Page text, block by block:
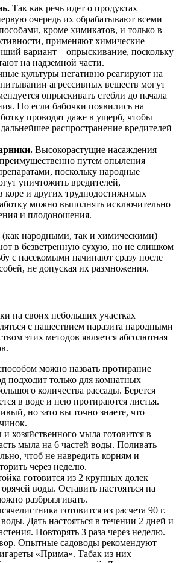
Так как речь идет о продуктах
очередь их обрабатывают всеми
кроме химикатов, и только в
применяют химические
вариант – опрыскивание, поскольку
на надземной части.
культуры негативно реагируют на
агрессивных веществ могут
опрыскивать стебли до начала
Но если бабочки появились на
проводят даже в ущерб, чтобы
распространение вредителей
Высокорастущие насаждения
путем опыления
поскольку народные
уничтожить вредителей,
коре и других труднодостижимых
можно выполнять исключительно
и плодоношения.
народными, так и химическими)
в безветренную сухую, но не слишком
с насекомыми начинают сразу после
не допуская их размножения.
на своих небольших участках
с нашествием паразита народными
этих методов является абсолютная
можно назвать протирание
подходит только для комнатных
количества рассады. Берется
в воде и нею протираются листья.
но зато вы точно знаете, что
хозяйственного мыла готовится в
мыла на 6 частей воды. Поливать
чтоб не навредить корням и
через неделю.
готовится из 2 крупных долек
воды. Оставить настояться на
разбрызгивать.
готовится из расчета 90 г.
Дать настояться в течении 2 дней и
Повторять 3 раза через неделю.
Опытные садоводы рекомендуют
«Прима». Табак из них